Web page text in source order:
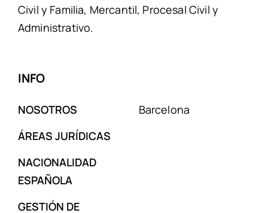
Civil y Familia, Mercantil, Procesal Civil y
Administrativo.
INFO
NOSOTROS
ÁREAS JURÍDICAS
NACIONALIDAD
ESPAÑOLA
GESTIÓN DE
Barcelona